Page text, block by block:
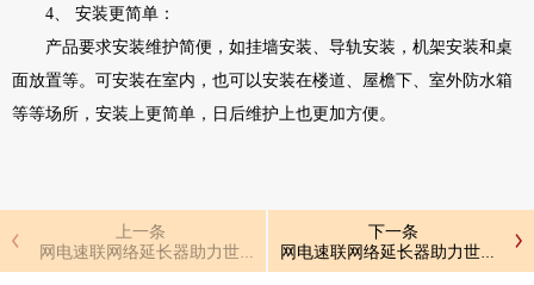
4、 安装更简单：
产品要求安装维护简便，如挂墙安装、导轨安装，机架安装和桌
面放置等。可安装在室内，也可以安装在楼道、屋檐下、室外防水箱
等等场所，安装上更简单，日后维护上也更加方便。
上一条
网电速联网络延长器助力世界互联网大会
下一条
网电速联网络延长器助力世界互